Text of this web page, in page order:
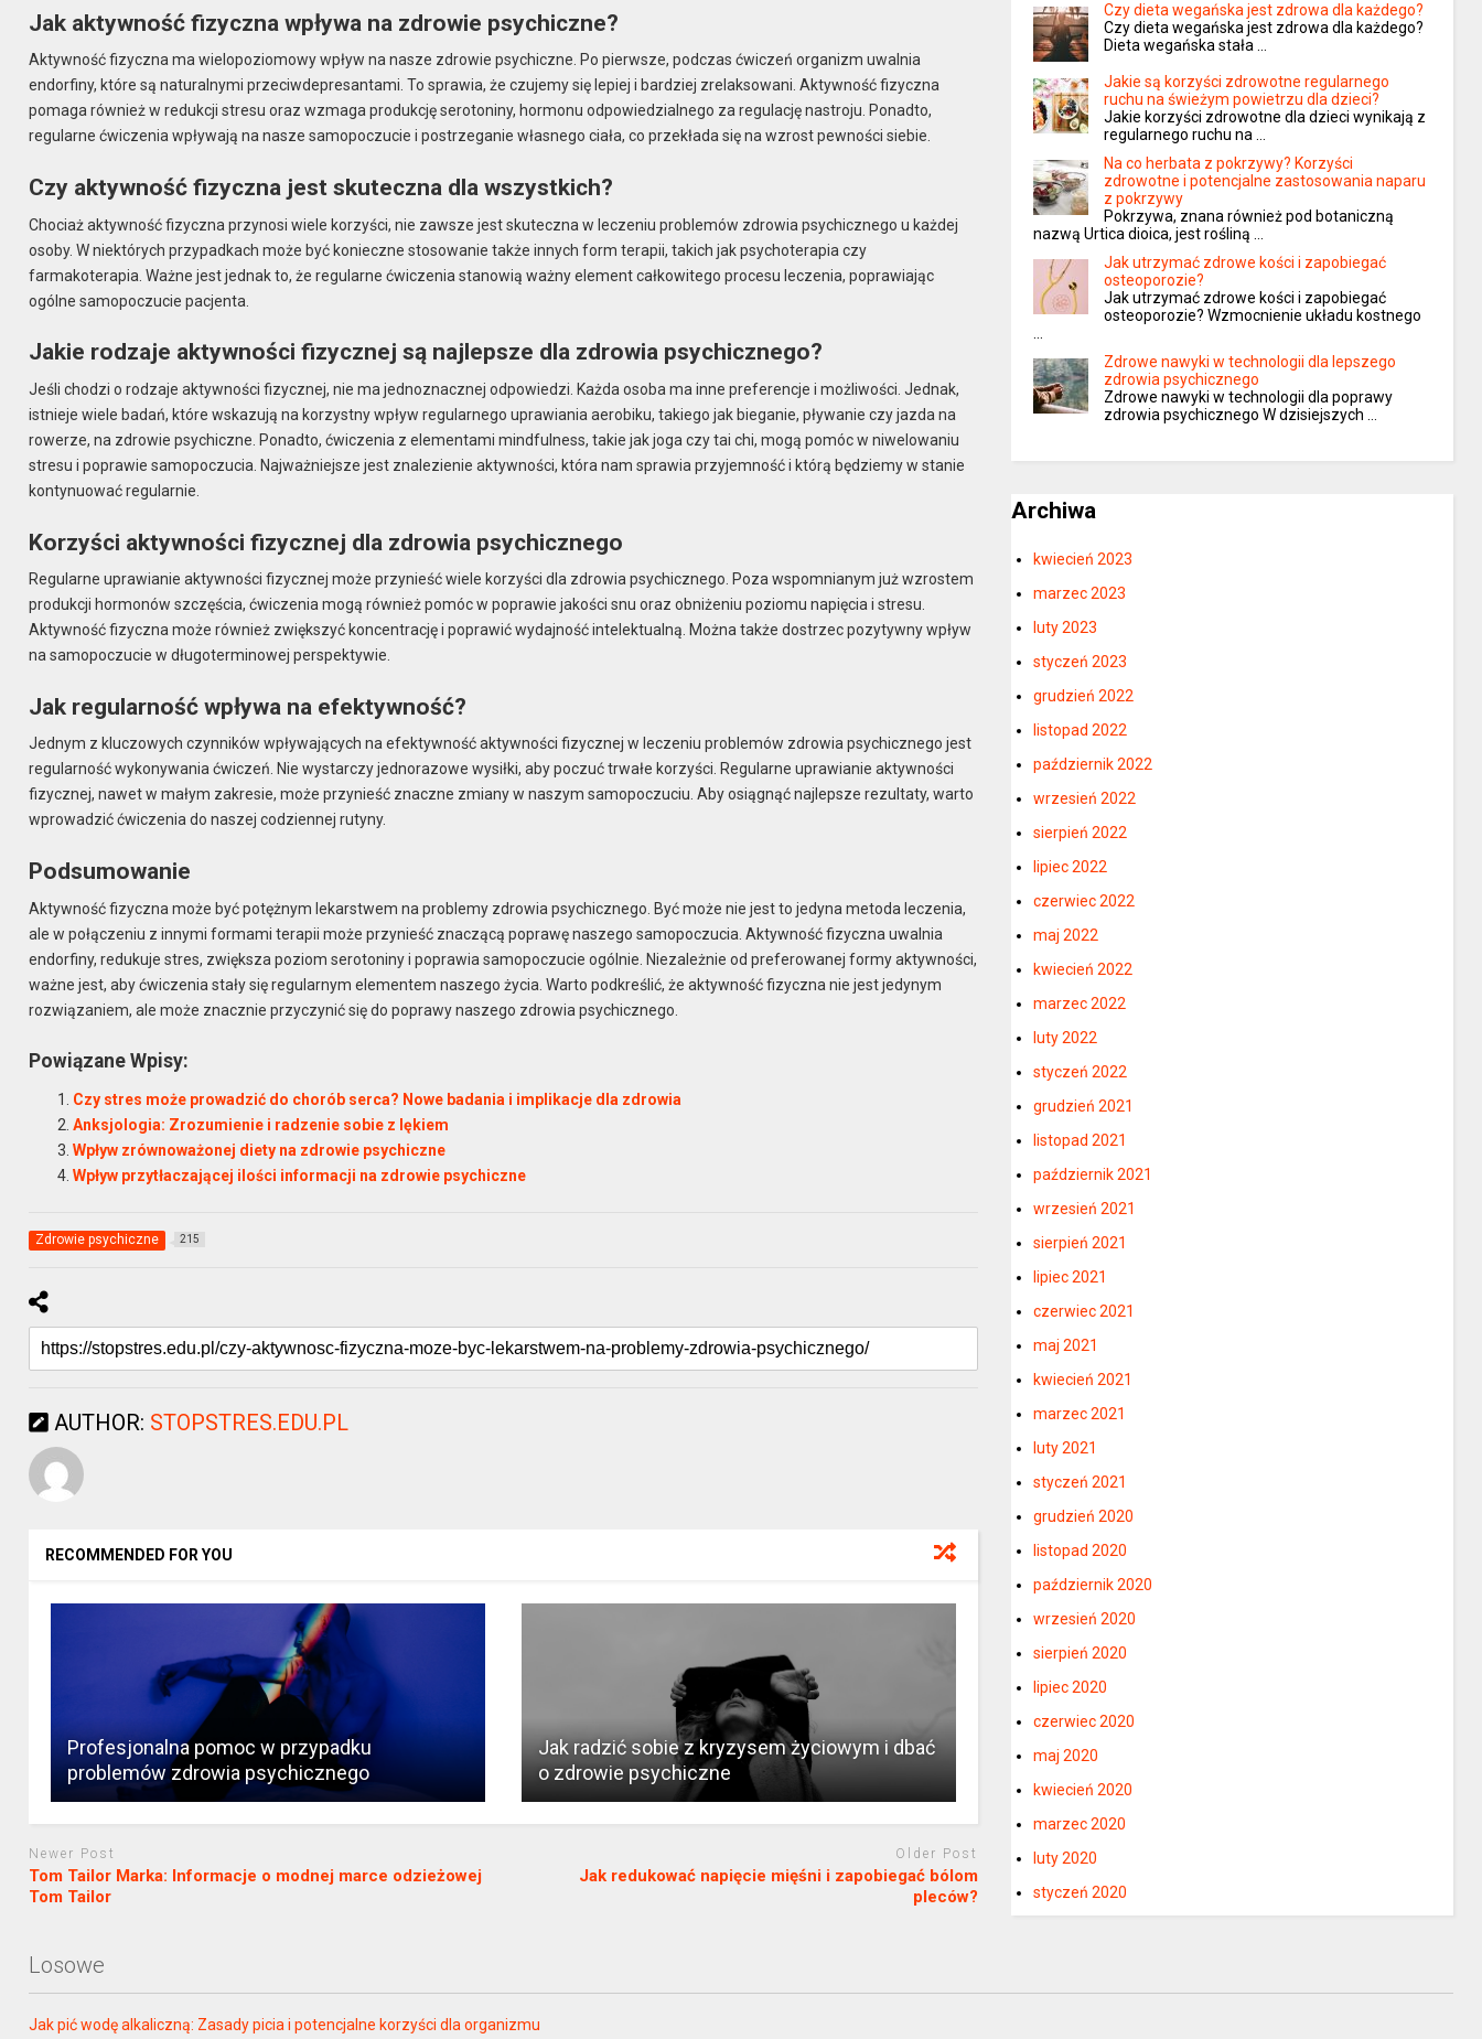
Jak aktywność fizyczna wpływa na zdrowie psychiczne?
Aktywność fizyczna ma wielopoziomowy wpływ na nasze zdrowie psychiczne. Po pierwsze, podczas ćwiczeń organizm uwalnia
endorfiny, które są naturalnymi przeciwdepresantami. To sprawia, że czujemy się lepiej i bardziej zrelaksowani. Aktywność fizyczna
pomaga również w redukcji stresu oraz wzmaga produkcję serotoniny, hormonu odpowiedzialnego za regulację nastroju. Ponadto,
regularne ćwiczenia wpływają na nasze samopoczucie i postrzeganie własnego ciała, co przekłada się na wzrost pewności siebie.
Czy aktywność fizyczna jest skuteczna dla wszystkich?
Chociaż aktywność fizyczna przynosi wiele korzyści, nie zawsze jest skuteczna w leczeniu problemów zdrowia psychicznego u każdej
osoby. W niektórych przypadkach może być konieczne stosowanie także innych form terapii, takich jak psychoterapia czy
farmakoterapia. Ważne jest jednak to, że regularne ćwiczenia stanowią ważny element całkowitego procesu leczenia, poprawiając
ogólne samopoczucie pacjenta.
Jakie rodzaje aktywności fizycznej są najlepsze dla zdrowia psychicznego?
Jeśli chodzi o rodzaje aktywności fizycznej, nie ma jednoznacznej odpowiedzi. Każda osoba ma inne preferencje i możliwości. Jednak,
istnieje wiele badań, które wskazują na korzystny wpływ regularnego uprawiania aerobiku, takiego jak bieganie, pływanie czy jazda na
rowerze, na zdrowie psychiczne. Ponadto, ćwiczenia z elementami mindfulness, takie jak joga czy tai chi, mogą pomóc w niwelowaniu
stresu i poprawie samopoczucia. Najważniejsze jest znalezienie aktywności, która nam sprawia przyjemność i którą będziemy w stanie
kontynuować regularnie.
Korzyści aktywności fizycznej dla zdrowia psychicznego
Regularne uprawianie aktywności fizycznej może przynieść wiele korzyści dla zdrowia psychicznego. Poza wspomnianym już wzrostem
produkcji hormonów szczęścia, ćwiczenia mogą również pomóc w poprawie jakości snu oraz obniżeniu poziomu napięcia i stresu.
Aktywność fizyczna może również zwiększyć koncentrację i poprawić wydajność intelektualną. Można także dostrzec pozytywny wpływ
na samopoczucie w długoterminowej perspektywie.
Jak regularność wpływa na efektywność?
Jednym z kluczowych czynników wpływających na efektywność aktywności fizycznej w leczeniu problemów zdrowia psychicznego jest
regularność wykonywania ćwiczeń. Nie wystarczy jednorazowe wysiłki, aby poczuć trwałe korzyści. Regularne uprawianie aktywności
fizycznej, nawet w małym zakresie, może przynieść znaczne zmiany w naszym samopoczuciu. Aby osiągnąć najlepsze rezultaty, warto
wprowadzić ćwiczenia do naszej codziennej rutyny.
Podsumowanie
Aktywność fizyczna może być potężnym lekarstwem na problemy zdrowia psychicznego. Być może nie jest to jedyna metoda leczenia,
ale w połączeniu z innymi formami terapii może przynieść znaczącą poprawę naszego samopoczucia. Aktywność fizyczna uwalnia
endorfiny, redukuje stres, zwiększa poziom serotoniny i poprawia samopoczucie ogólnie. Niezależnie od preferowanej formy aktywności,
ważne jest, aby ćwiczenia stały się regularnym elementem naszego życia. Warto podkreślić, że aktywność fizyczna nie jest jedynym
rozwiązaniem, ale może znacznie przyczynić się do poprawy naszego zdrowia psychicznego.
Powiązane Wpisy:
Czy stres może prowadzić do chorób serca? Nowe badania i implikacje dla zdrowia
Anksjologia: Zrozumienie i radzenie sobie z lękiem
Wpływ zrównoważonej diety na zdrowie psychiczne
Wpływ przytłaczającej ilości informacji na zdrowie psychiczne
Zdrowie psychiczne 215
AUTHOR: STOPSTRES.EDU.PL
RECOMMENDED FOR YOU
Profesjonalna pomoc w przypadku
problemów zdrowia psychicznego
Jak radzić sobie z kryzysem życiowym i dbać
o zdrowie psychiczne
Newer Post
Tom Tailor Marka: Informacje o modnej marce odzieżowej
Tom Tailor
Older Post
Jak redukować napięcie mięśni i zapobiegać bólom
pleców?
Czy dieta wegańska jest zdrowa dla każdego?
Czy dieta wegańska jest zdrowa dla każdego?
Dieta wegańska stała …
Jakie są korzyści zdrowotne regularnego
ruchu na świeżym powietrzu dla dzieci?
Jakie korzyści zdrowotne dla dzieci wynikają z
regularnego ruchu na …
Na co herbata z pokrzywy? Korzyści
zdrowotne i potencjalne zastosowania naparu
z pokrzywy
Pokrzywa, znana również pod botaniczną
nazwą Urtica dioica, jest rośliną …
Jak utrzymać zdrowe kości i zapobiegać
osteoporozie?
Jak utrzymać zdrowe kości i zapobiegać
osteoporozie? Wzmocnienie układu kostnego
…
Zdrowe nawyki w technologii dla lepszego
zdrowia psychicznego
Zdrowe nawyki w technologii dla poprawy
zdrowia psychicznego W dzisiejszych …
Archiwa
kwiecień 2023
marzec 2023
luty 2023
styczeń 2023
grudzień 2022
listopad 2022
październik 2022
wrzesień 2022
sierpień 2022
lipiec 2022
czerwiec 2022
maj 2022
kwiecień 2022
marzec 2022
luty 2022
styczeń 2022
grudzień 2021
listopad 2021
październik 2021
wrzesień 2021
sierpień 2021
lipiec 2021
czerwiec 2021
maj 2021
kwiecień 2021
marzec 2021
luty 2021
styczeń 2021
grudzień 2020
listopad 2020
październik 2020
wrzesień 2020
sierpień 2020
lipiec 2020
czerwiec 2020
maj 2020
kwiecień 2020
marzec 2020
luty 2020
styczeń 2020
Losowe
Jak pić wodę alkaliczną: Zasady picia i potencjalne korzyści dla organizmu